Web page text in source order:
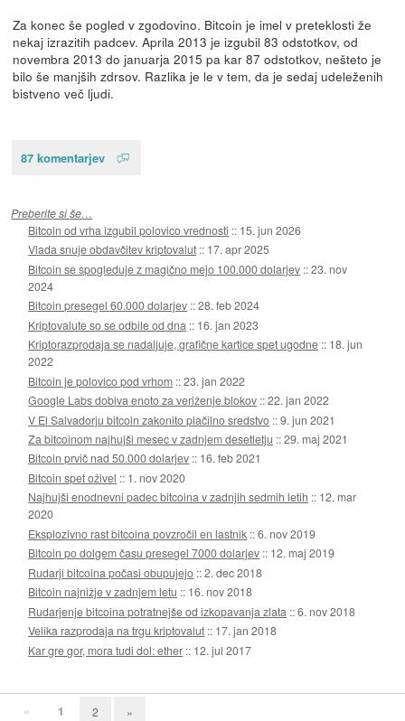
Za konec še pogled v zgodovino. Bitcoin je imel v preteklosti že
nekaj izrazitih padcev. Aprila 2013 je izgubil 83 odstotkov, od
novembra 2013 do januarja 2015 pa kar 87 odstotkov, nešteto je
bilo še manjših zdrsov. Razlika je le v tem, da je sedaj udeleženih
bistveno več ljudi.
87 komentarjev
Preberite si še…
Bitcoin od vrha izgubil polovico vrednosti :: 15. jun 2026
Vlada snuje obdavčitev kriptovalut :: 17. apr 2025
Bitcoin se spogleduje z magično mejo 100.000 dolarjev ::23. nov
2024
Bitcoin presegel 60.000 dolarjev ::28. feb 2024
Kriptovalute so se odbile od dna :: 16. jan 2023
Kriptorazprodaja se nadaljuje, grafične kartice spet ugodne :: 18. jun
2022
Bitcoin je polovico pod vrhom ::23. jan 2022
Google Labs dobiva enoto za veriženje blokov ::22. jan 2022
V El Salvadorju bitcoin zakonito plačilno sredstvo ::9. jun 2021
Za bitcoinom najhujši mesec v zadnjem desetletju ::29. maj 2021
Bitcoin prvič nad 50.000 dolarjev :: 16. feb 2021
Bitcoin spet oživel :: 1. nov 2020
Najhujši enodnevni padec bitcoina v zadnjih sedmih letih :: 12. mar
2020
Eksplozivno rast bitcoina povzročil en lastnik ::6. nov 2019
Bitcoin po dolgem času presegel 7000 dolarjev :: 12. maj 2019
Rudarji bitcoina počasi obupujejo ::2. dec 2018
Bitcoin najnižje v zadnjem letu :: 16. nov 2018
Rudarjenje bitcoina potratnejše od izkopavanja zlata ::6. nov 2018
Velika razprodaja na trgu kriptovalut :: 17. jan 2018
Kar gre gor, mora tudi dol: ether :: 12. jul 2017
« 1 2 »